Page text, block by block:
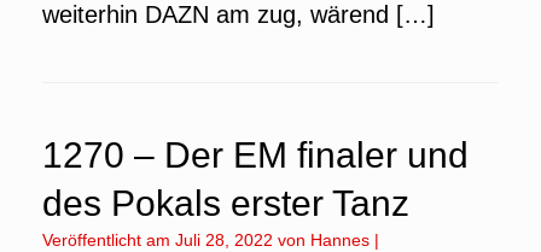
weiterhin DAZN am zug, wärend […]
1270 – Der EM finaler und
des Pokals erster Tanz
Veröffentlicht am Juli 28, 2022 von Hannes |